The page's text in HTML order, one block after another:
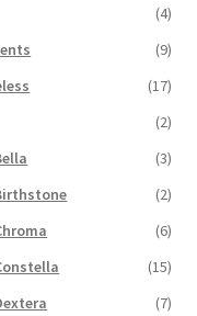
(4)
(9)
(17)
(2)
(3)
(2)
(6)
(15)
(7)